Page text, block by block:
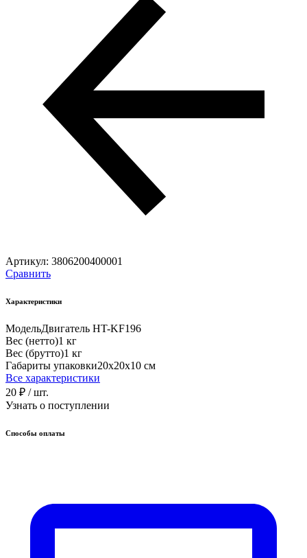
Артикул: 3806200400001
Сравнить
Характеристики
МодельДвигатель HT-KF196
Вес (нетто)1 кг
Вес (брутто)1 кг
Габариты упаковки20х20х10 см
Все характеристики
20 ₽ / шт.
Узнать о поступлении
Способы оплаты